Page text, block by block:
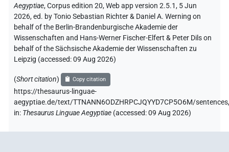
Aegyptiae,Corpus edition 20, Web app version 2.5.1, 5 Jun
2026, ed. by Tonio Sebastian Richter & Daniel A. Werning on
behalf of the Berlin-Brandenburgische Akademie der
Wissenschaften and Hans-Werner Fischer-Elfert & Peter Dils on
behalf of the Sächsische Akademie der Wissenschaften zu
Leipzig (accessed:09 Aug 2026)
(Short citation) Copy citation
https://thesaurus-linguae-
aegyptiae.de/text/TTNANN6ODZHRPCJQYYD7CP5O6M/sentences,
in: Thesaurus Linguae Aegyptiae (accessed:09 Aug 2026)